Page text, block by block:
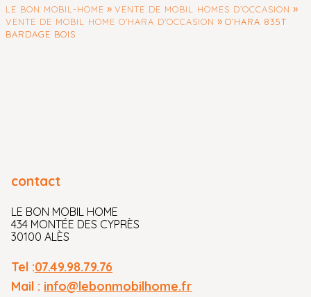
LE BON MOBIL-HOME » VENTE DE MOBIL HOMES D’OCCASION »
VENTE DE MOBIL HOME O'HARA D'OCCASION » O’HARA 835T
BARDAGE BOIS
contact
LE BON MOBIL HOME
434 MONTÉE DES CYPRÈS
30100 ALÈS
Tel :07.49.98.79.76
Mail : info@lebonmobilhome.fr